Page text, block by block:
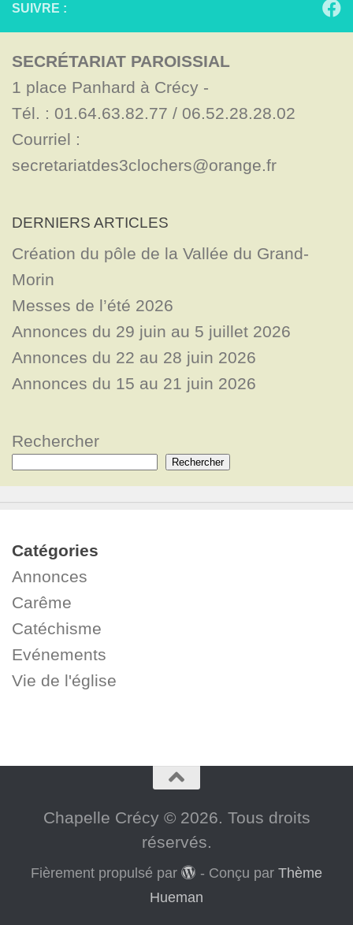
SUIVRE :
SECRÉTARIAT PAROISSIAL
1 place Panhard à Crécy -
Tél. : 01.64.63.82.77 / 06.52.28.28.02
Courriel :
secretariatdes3clochers@orange.fr
DERNIERS ARTICLES
Création du pôle de la Vallée du Grand-
Morin
Messes de l’été 2026
Annonces du 29 juin au 5 juillet 2026
Annonces du 22 au 28 juin 2026
Annonces du 15 au 21 juin 2026
Rechercher
Rechercher
Catégories
Annonces
Carême
Catéchisme
Evénements
Vie de l'église
Chapelle Crécy © 2026. Tous droits
réservés.
Fièrement propulsé par - Conçu par Thème
Hueman